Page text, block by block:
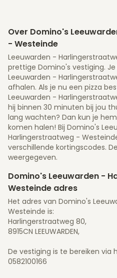
Over Domino's
- Westeinde
Leeuwarden -
prettige Domino's vestiging.
Leeuwarden -
afhalen. Als je nu een pizza
Leeuwarden -
hij binnen 30 minuten bij jou
lang wachten? Dan kun je
komen halen! Bij Domino's
Harlingerstraatweg -
verschillende kortingscodes.
weergegeven.
Domino's Leeuwarden -
Westeinde adres
Het adres van Domino's
Westeinde is:
Harlingerstraatweg 80,
8915CN LEEUWARDEN,
De vestiging is te bereiken
0582100166